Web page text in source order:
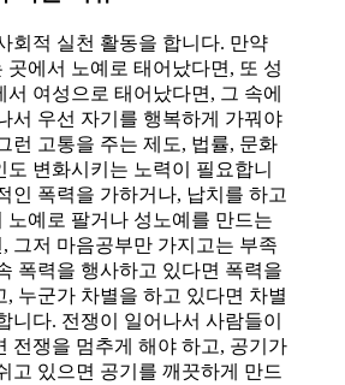
회적 실천 활동을 합니다. 만약
곳에서 노예로 태어났다면, 또 성
서 여성으로 태어났다면, 그 속에
서 우선 자기를 행복하게 가꿔야
런 고통을 주는 제도, 법률, 문화
도 변화시키는 노력이 필요합니
인 폭력을 가하거나, 납치를 하고
노예로 팔거나 성노예를 만드는
그저 마음공부만 가지고는 부족
폭력을 행사하고 있다면 폭력을
, 누군가 차별을 하고 있다면 차별
니다. 전쟁이 일어나서 사람들이
전쟁을 멈추게 해야 하고, 공기가
고 있으면 공기를 깨끗하게 만드